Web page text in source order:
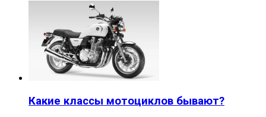
Какие классы мотоциклов бывают?